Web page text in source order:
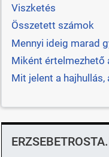
Viszketés
Összetett számok
Mennyi ideig marad
Miként értelmezhető
Mit jelent a